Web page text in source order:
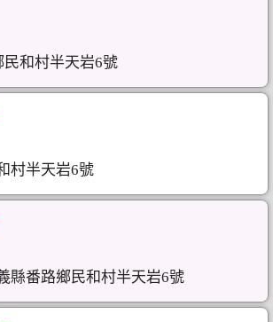
和村半天岩6號
村半天岩6號
縣番路鄉民和村半天岩6號